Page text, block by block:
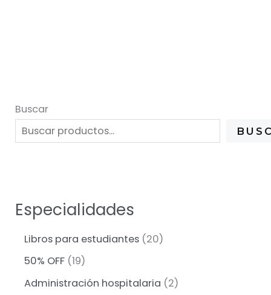
Buscar
Especialidades
Libros para estudiantes 202
r
50% OFF 191
p
Administración hospitalaria 22